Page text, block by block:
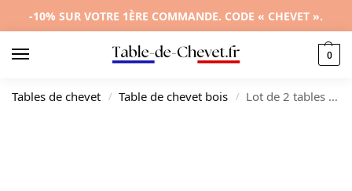
-10% SUR VOTRE 1ÈRE COMMANDE. CODE « CHEVET ».
0
Tables de chevet / Table de chevet bois / Lot de 2 tables de chevet pin gris original étagère, 40×30.5x40cm